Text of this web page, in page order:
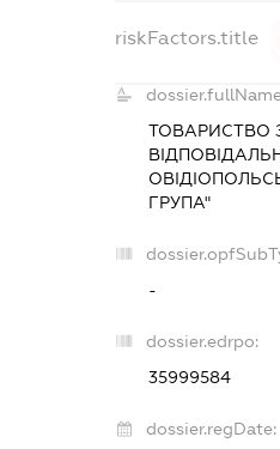
riskFactors.title
ГРУПА"
-
dossier.edrpo:
35999584
dossier.regDate: